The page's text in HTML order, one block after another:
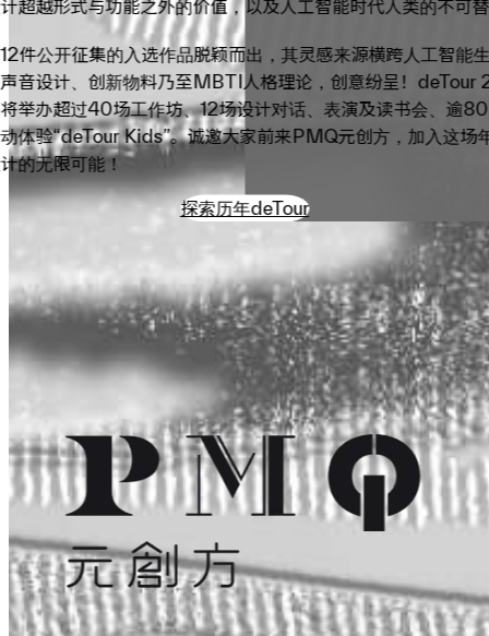
超越形式与功能之外的价值，以及人工智能时代人类的不可
件公开征集的入选作品脱颖而出，其灵感来源横跨人工智能
音设计、创新物料乃至MBTI人格理论，创意纷呈！deTour
举办超过40场工作坊、12场设计对话、表演及读书会、逾
体验“deTour Kids”。诚邀大家前来PMQ元创方，加入这场
的无限可能！
探索历年deTour